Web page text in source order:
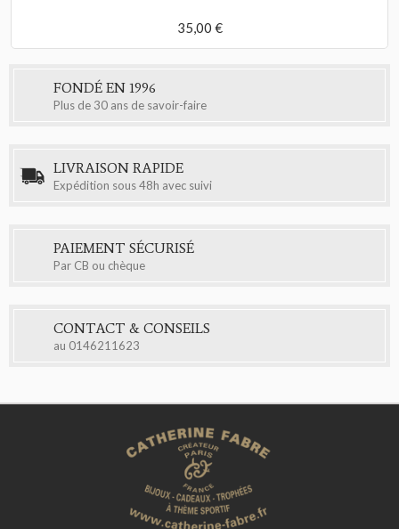
35,00 €
FONDÉ EN 1996
Plus de 30 ans de savoir-faire
LIVRAISON RAPIDE
Expédition sous 48h avec suivi
PAIEMENT SÉCURISÉ
Par CB ou chèque
CONTACT & CONSEILS
au 0146211623